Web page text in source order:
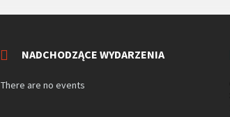
NADCHODZĄCE WYDARZENIA
There are no events